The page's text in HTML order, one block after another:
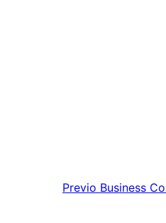
Previo Business